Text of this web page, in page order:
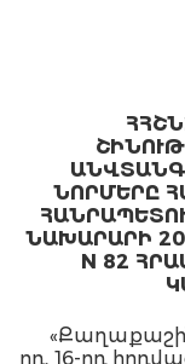
ՆՈՐՄԵՐԸ
ՆԱԽԱՐԱՐԻ
N 82
րդ, 16-րդ